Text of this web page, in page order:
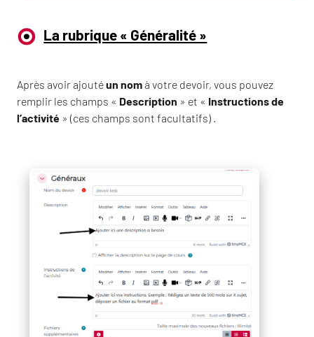
La rubrique « Généralité »
Après avoir ajoutéun nomà votre devoir, vous pouvez
remplir les champs « Description » et « Instructions de
l’activité » (ces champs sont facultatifs) .